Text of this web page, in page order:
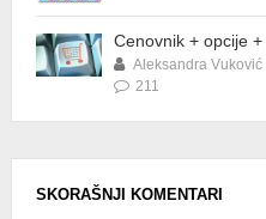
Cenovnik + opcije +
Aleksandra Vuković
211
SKORAŠNJI KOMENTARI